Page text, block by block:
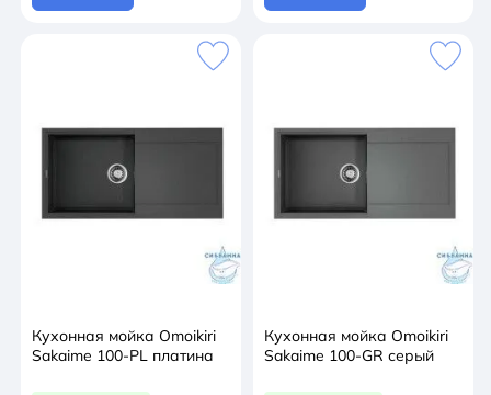
Кухонная мойка Omoikiri
Sakaime 100-PL платина
Кухонная мойка Omoikiri
Sakaime 100-GR серый